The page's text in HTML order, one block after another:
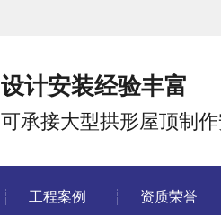
设计安装经验丰富
可承接大型拱形屋顶制
工程案例 资质荣誉